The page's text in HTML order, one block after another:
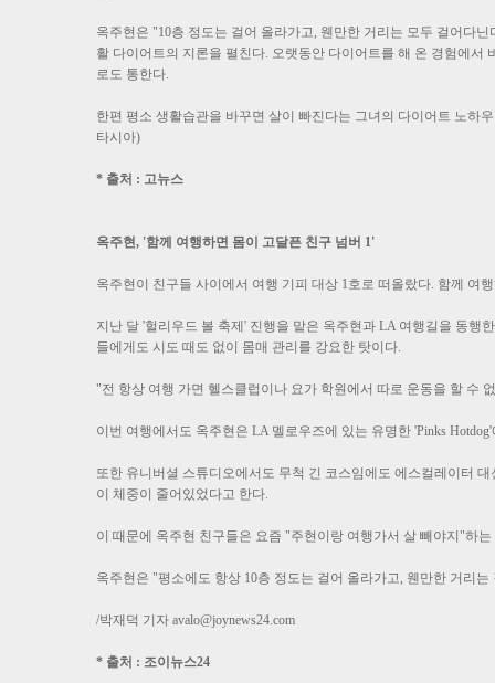
옥주현은 "10층 정도는 걸어 올라가고, 웬만한 거리는 모두 걸어다
활 다이어트의 지론을 펼친다. 오랫동안 다이어트를 해 온 경험에
로도 통한다.
한편 평소 생활습관을 바꾸면 살이 빠진다는 그녀의 다이어트 노하
타시아)
* 출처 : 고뉴스
옥주현, '함께 여행하면 몸이 고달픈 친구 넘버 1'
옥주현이 친구들 사이에서 여행 기피 대상 1호로 떠올랐다. 함께 여
지난 달 '헐리우드 볼 축제' 진행을 맡은 옥주현과 LA 여행길을 동행
들에게도 시도 때도 없이 몸매 관리를 강요한 탓이다.
"전 항상 여행 가면 헬스클럽이나 요가 학원에서 따로 운동을 할 수
이번 여행에서도 옥주현은 LA 멜로우즈에 있는 유명한 'Pinks
또한 유니버셜 스튜디오에서도 무척 긴 코스임에도 에스컬레이터
이 체중이 줄어있었다고 한다.
이 때문에 옥주현 친구들은 요즘 "주현이랑 여행가서 살 빼야지"하
옥주현은 "평소에도 항상 10층 정도는 걸어 올라가고, 웬만한 거리
/박재덕 기자avalo@joynews24.com
* 출처 : 조이뉴스24